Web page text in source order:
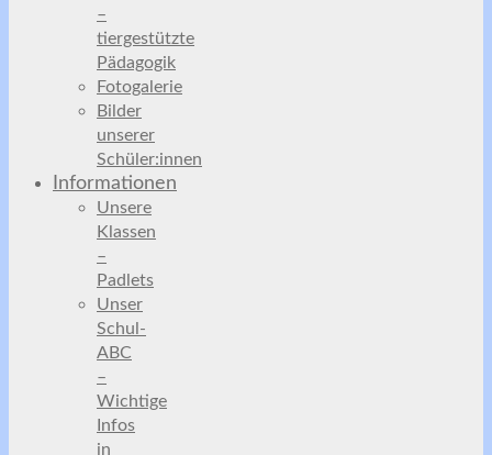
–
tiergestützte
Pädagogik
Fotogalerie
Bilder
unserer
Schüler:innen
Informationen
Unsere
Klassen
–
Padlets
Unser
Schul-
ABC
–
Wichtige
Infos
in